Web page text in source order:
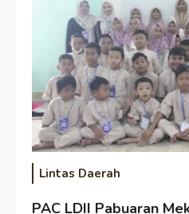
Lintas Daerah
PAC LDII Pabuaran